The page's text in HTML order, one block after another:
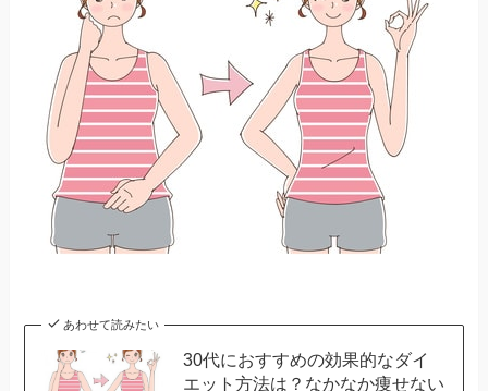
あわせて読みたい
30代におすすめの効果的なダイ
エット方法は？なかなか痩せない